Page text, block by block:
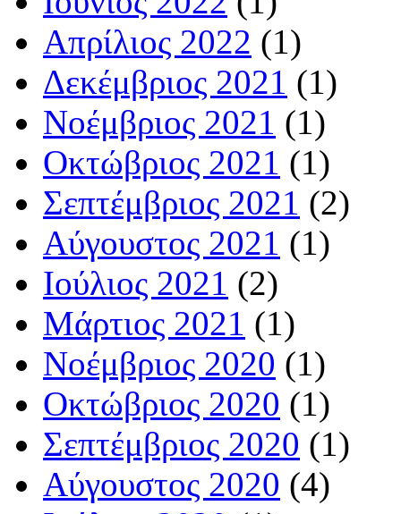
Απρίλιος 2022 (1)
Δεκέμβριος 2021 (1)
Νοέμβριος 2021 (1)
Οκτώβριος 2021 (1)
Σεπτέμβριος 2021 (2)
Αύγουστος 2021 (1)
Ιούλιος 2021 (2)
Μάρτιος 2021 (1)
Νοέμβριος 2020 (1)
Οκτώβριος 2020 (1)
Σεπτέμβριος 2020 (1)
Αύγουστος 2020 (4)